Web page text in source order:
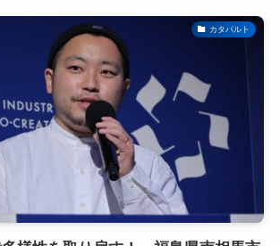
カタパルト